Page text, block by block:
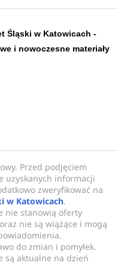
taki osiąga się
(w tym m.in.:
zajęcia z użyciem
student-
rangi wyboru
zawodowej (poprzez
naukowych,
itp.),
projektów dydaktycznych
Funduszu
Śląski w Katowicach -
i nowoczesne materiały
Przed podjęciem
uzyskanych informacji
zweryfikować na
w Katowicach.
nie stanowią oferty
nie są wiążące i mogą
do zmian i pomyłek.
są aktualne na dzień